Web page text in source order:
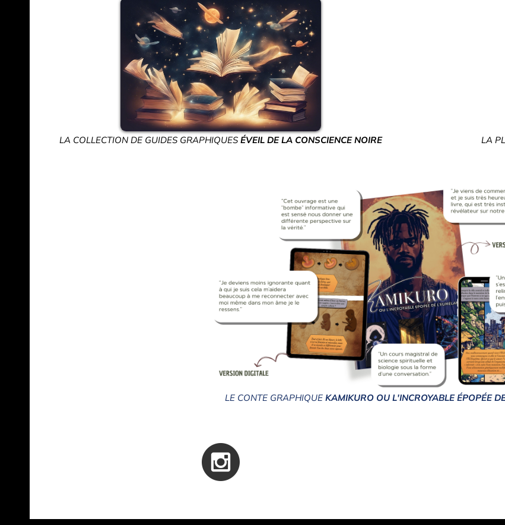
LA COLLECTION DE GUIDES GRAPHIQUES ÉVEIL DE LA CONSCIENCE NOIRE LA
LE CONTE GRAPHIQUE KAMIKURO OU L'INCROYABLE ÉPOPÉE